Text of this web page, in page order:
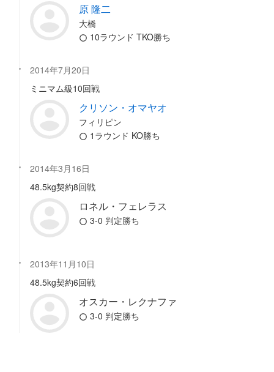
原 隆二
大橋
10ラウンド TKO勝ち
2014年7月20日
ミニマム級10回戦
クリソン・オマヤオ
フィリピン
1ラウンド KO勝ち
2014年3月16日
48.5kg契約8回戦
ロネル・フェレラス
3-0 判定勝ち
2013年11月10日
48.5kg契約6回戦
オスカー・レクナファ
3-0 判定勝ち